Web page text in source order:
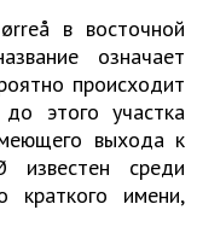
в восточной
означает
происходит
этого участка
выхода к
среди
краткого имени,